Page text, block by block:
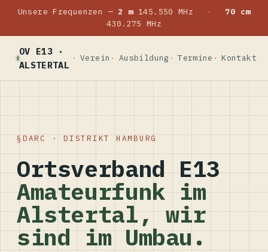
Unsere Frequenzen — 2 m145.550 MHz ·
70 cm
430.275 MHz
OV E13 ·
ALSTERTAL
Verein Ausbildung Termine Kontakt
DARC · DISTRIKT HAMBURG
Ortsverband E13
Amateurfunk im
Alstertal, wir
sind im Umbau.